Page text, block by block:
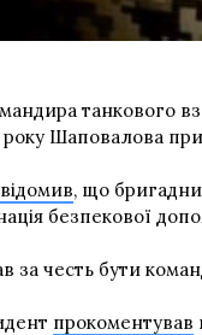
танкового
року Шаповалова
, що
безпекової
за честь бути
прокоментував